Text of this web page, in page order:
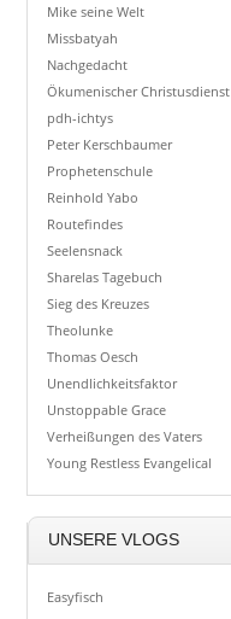
Mike seine Welt
Missbatyah
Nachgedacht
Ökumenischer Christusdienst
pdh-ichtys
Peter Kerschbaumer
Prophetenschule
Reinhold Yabo
Routefindes
Seelensnack
Sharelas Tagebuch
Sieg des Kreuzes
Theolunke
Thomas Oesch
Unendlichkeitsfaktor
Unstoppable Grace
Verheißungen des Vaters
Young Restless Evangelical
UNSERE VLOGS
Easyfisch